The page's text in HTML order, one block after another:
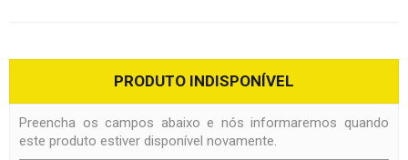
PRODUTO INDISPONÍVEL
Preencha os campos abaixo e nós informaremos quando
este produto estiver disponível novamente.